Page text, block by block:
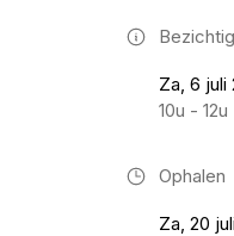
Za, 6 juli
10u - 12u
Ophalen
Za, 20